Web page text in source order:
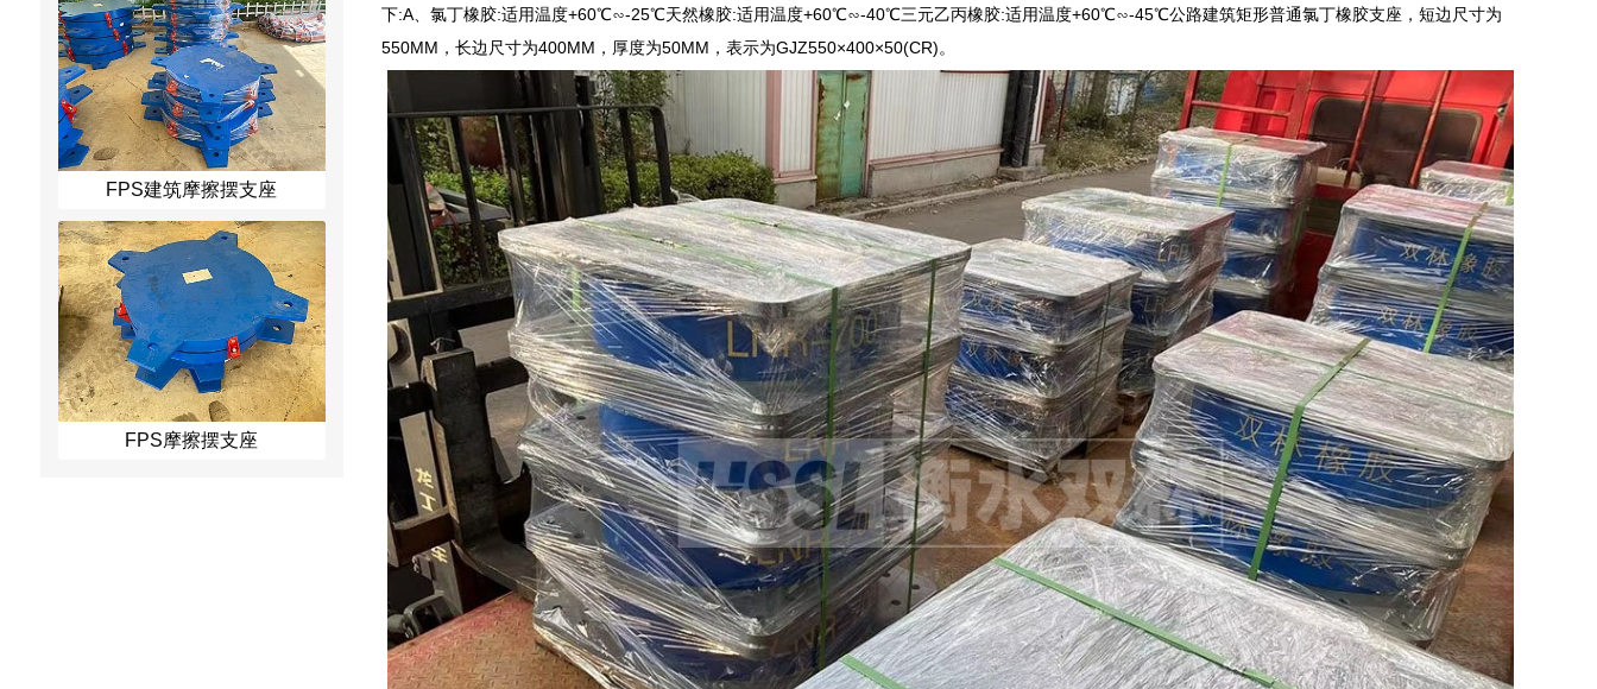
FPS建筑摩擦摆支座
FPS摩擦摆支座
下:A、氯丁橡胶:适用温度+60℃∽-25℃天然橡胶:适用温度+60℃∽-40℃三元乙丙橡胶:适用温度+60℃∽-45℃公路建筑矩形普通氯丁橡胶支座，短边尺寸为
550MM，长边尺寸为400MM，厚度为50MM，表示为GJZ550×400×50(CR)。